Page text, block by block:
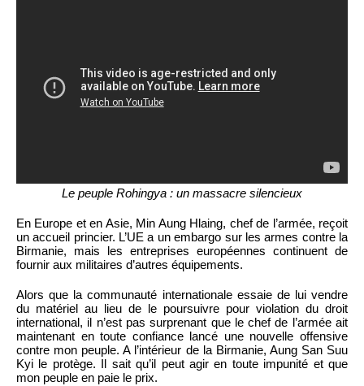
Le peuple Rohingya : un massacre silencieux
En Europe et en Asie, Min Aung Hlaing, chef de l’armée, reçoit
un accueil princier. L’UE a un embargo sur les armes contre la
Birmanie, mais les entreprises européennes continuent de
fournir aux militaires d’autres équipements.
Alors que la communauté internationale essaie de lui vendre
du matériel au lieu de le poursuivre pour violation du droit
international, il n’est pas surprenant que le chef de l’armée ait
maintenant en toute confiance lancé une nouvelle offensive
contre mon peuple. A l’intérieur de la Birmanie, Aung San Suu
Kyi le protège. Il sait qu’il peut agir en toute impunité et que
mon peuple en paie le prix.